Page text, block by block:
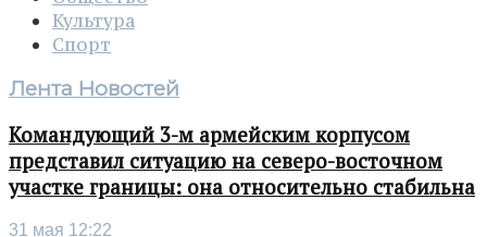
Культура
Спорт
Лента Новостей
Командующий 3-м армейским корпусом
представил ситуацию на северо-восточном
участке границы: она относительно стабильна
31 мая 12:22